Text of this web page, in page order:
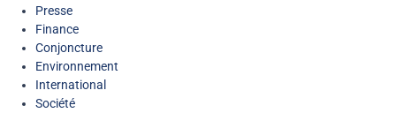
Presse
Finance
Conjoncture
Environnement
International
Société